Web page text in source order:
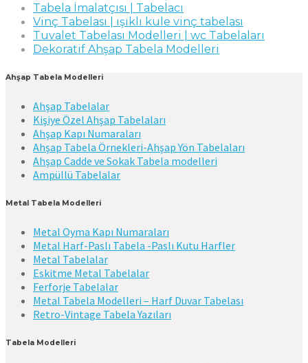
Tabela İmalatçısı | Tabelacı
Vinç Tabelası | ışıklı kule vinç tabelası
Tuvalet Tabelası Modelleri | wc Tabelaları
Dekoratif Ahşap Tabela Modelleri
Ahşap Tabela Modelleri
Ahşap Tabelalar
Kişiye Özel Ahşap Tabelaları
Ahşap Kapı Numaraları
Ahşap Tabela Örnekleri-Ahşap Yön Tabelaları
Ahşap Cadde ve Sokak Tabela modelleri
Ampüllü Tabelalar
Metal Tabela Modelleri
Metal Oyma Kapı Numaraları
Metal Harf-Paslı Tabela -Paslı Kutu Harfler
Metal Tabelalar
Eskitme Metal Tabelalar
Ferforje Tabelalar
Metal Tabela Modelleri – Harf Duvar Tabelası
Retro-Vintage Tabela Yazıları
Tabela Modelleri